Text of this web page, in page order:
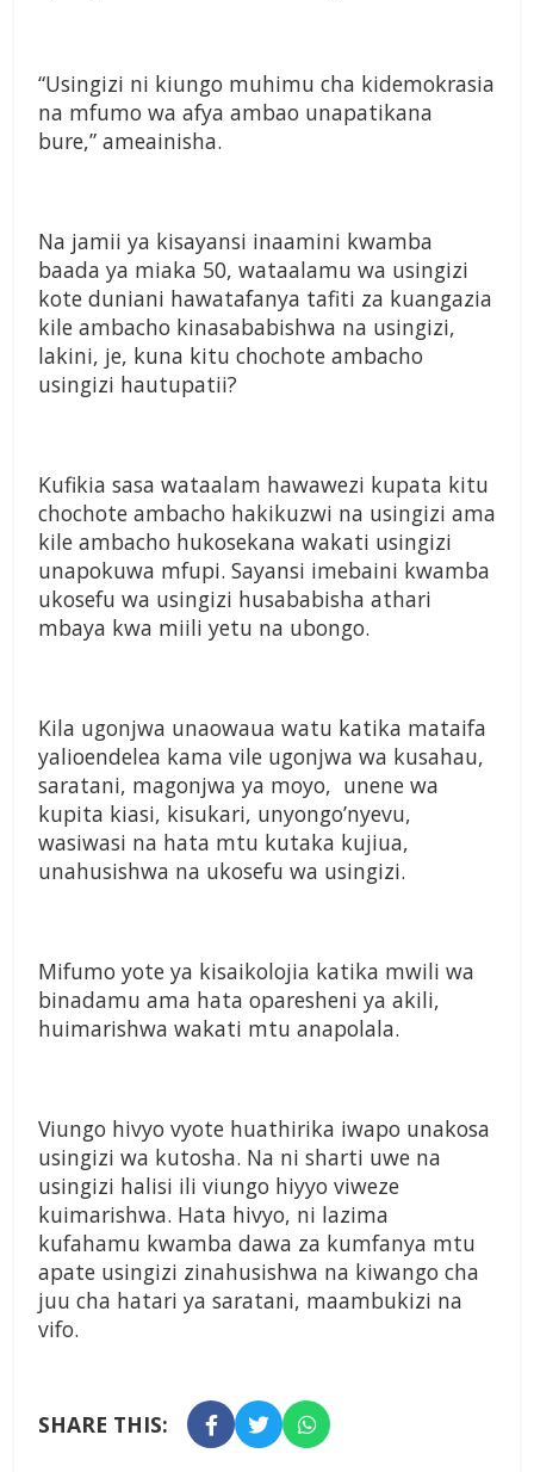
“Usingizi ni kiungo muhimu cha kidemokrasia
na mfumo wa afya ambao unapatikana
bure,” ameainisha.
Na jamii ya kisayansi inaamini kwamba
baada ya miaka 50, wataalamu wa usingizi
kote duniani hawatafanya tafiti za kuangazia
kile ambacho kinasababishwa na usingizi,
lakini, je, kuna kitu chochote ambacho
usingizi hautupatii?
Kufikia sasa wataalam hawawezi kupata kitu
chochote ambacho hakikuzwi na usingizi ama
kile ambacho hukosekana wakati usingizi
unapokuwa mfupi. Sayansi imebaini kwamba
ukosefu wa usingizi husababisha athari
mbaya kwa miili yetu na ubongo.
Kila ugonjwa unaowaua watu katika mataifa
yalioendelea kama vile ugonjwa wa kusahau,
saratani, magonjwa ya moyo, unene wa
kupita kiasi, kisukari, unyongo’nyevu,
wasiwasi na hata mtu kutaka kujiua,
unahusishwa na ukosefu wa usingizi.
Mifumo yote ya kisaikolojia katika mwili wa
binadamu ama hata oparesheni ya akili,
huimarishwa wakati mtu anapolala.
Viungo hivyo vyote huathirika iwapo unakosa
usingizi wa kutosha. Na ni sharti uwe na
usingizi halisi ili viungo hiyyo viweze
kuimarishwa. Hata hivyo, ni lazima
kufahamu kwamba dawa za kumfanya mtu
apate usingizi zinahusishwa na kiwango cha
juu cha hatari ya saratani, maambukizi na
vifo.
SHARE THIS: